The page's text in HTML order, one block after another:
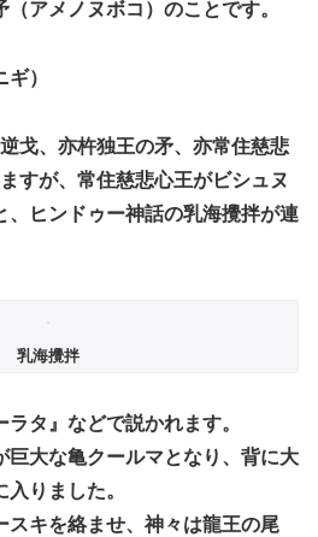
アメノヌボコ）のことです。
）
戈、亦杵独王の矛、亦常住慈悲
すが、常住慈悲心王がビシュヌ
、ヒンドゥー神話の乳海攪拌が連
乳海攪拌
タ』などで説かれます。
巨大な亀クールマとなり、背に大
りました。
スキを絡ませ、神々は龍王の尾